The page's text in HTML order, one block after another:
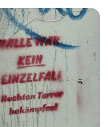
Nordthüringen. Weiterhin
Hooligangruppe ndh-
Nordhausen
Dieser